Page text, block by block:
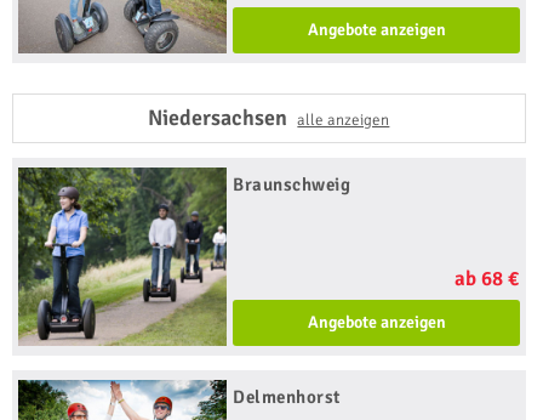
Angebote anzeigen
Niedersachsenalle anzeigen
Braunschweig
ab 68 €
Angebote anzeigen
Delmenhorst